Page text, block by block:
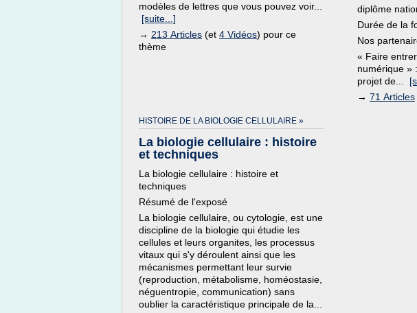
modèles de lettres que vous pouvez voir...
[suite...]
→ 213 Articles (et 4 Vidéos) pour ce
thème
diplôme
Durée de la
Nos
« Faire
numérique »
projet de...
→ 71 Articles
HISTOIRE DE LA BIOLOGIE CELLULAIRE »
La biologie cellulaire : histoire
et techniques
La biologie cellulaire : histoire et
techniques
Résumé de l'exposé
La biologie cellulaire, ou cytologie, est une
discipline de la biologie qui étudie les
cellules et leurs organites, les processus
vitaux qui s'y déroulent ainsi que les
mécanismes permettant leur survie
(reproduction, métabolisme, homéostasie,
néguentropie, communication) sans
oublier la caractéristique principale de la...